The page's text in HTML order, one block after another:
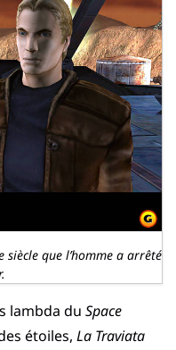
siècle que l’homme a arrêté
lambda du Space
étoiles, La Traviata